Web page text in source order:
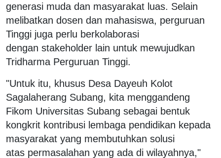
generasi muda dan masyarakat luas. Selain
melibatkan dosen dan mahasiswa, perguruan
Tinggi juga perlu berkolaborasi
dengan stakeholder lain untuk mewujudkan
Tridharma Perguruan Tinggi.
"Untuk itu, khusus Desa Dayeuh Kolot
Sagalaherang Subang, kita menggandeng
Fikom Universitas Subang sebagai bentuk
kongkrit kontribusi lembaga pendidikan kepada
masyarakat yang membutuhkan solusi
atas permasalahan yang ada di wilayahnya,"